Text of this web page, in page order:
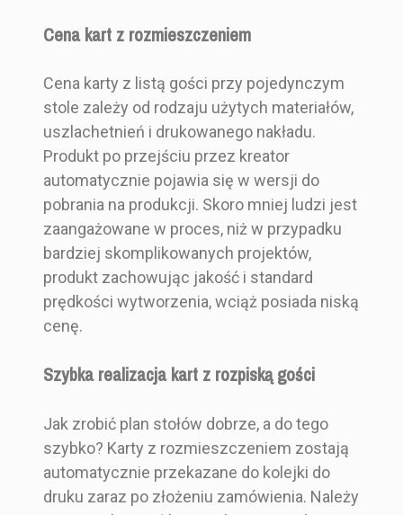
Cena kart z rozmieszczeniem
Cena karty z listą gości przy pojedynczym
stole zależy od rodzaju użytych materiałów,
uszlachetnień i drukowanego nakładu.
Produkt po przejściu przez kreator
automatycznie pojawia się w wersji do
pobrania na produkcji. Skoro mniej ludzi jest
zaangażowane w proces, niż w przypadku
bardziej skomplikowanych projektów,
produkt zachowując jakość i standard
prędkości wytworzenia, wciąż posiada niską
cenę.
Szybka realizacja kart z rozpiską gości
Jak zrobić plan stołów dobrze, a do tego
szybko? Karty z rozmieszczeniem zostają
automatycznie przekazane do kolejki do
druku zaraz po złożeniu zamówienia. Należy